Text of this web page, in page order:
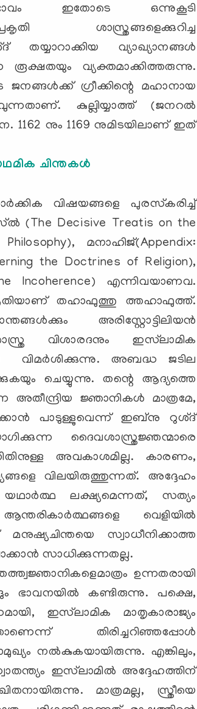
ഇതോടെ ഒന്നുകൂടി
ശാസ്ത്രങ്ങളെക്കുറിച്ച
വ്യാഖ്യാനങ്ങള്‍
രൂക്ഷതയും വ്യക്തമാക്കിത്തരുന്നു.
ഗ്രീക്കിന്റെ മഹാനായ
കുല്ലിയ്യാത്ത് (ജനറല്‍
നും 1169 നുമിടയിലാണ് ഇത്
ചിന്തകള്‍
വിഷയങ്ങളെ പുരസ്‌കരിച്ച്
(The Decisive Treatis on the
മനാഹിജ്(Appendix:
the Doctrines of Religion),
Incoherence) എന്നിവയാണവ.
കൃതിയാണ് തഹാഫുത്തു ത്തഹാഫുത്ത്.
അരിസ്റ്റോട്ടിലിയന്‍
വിശാരദനും ഇസ്‌ലാമിക
വിമര്‍ശിക്കുന്നു. അബദ്ധ ജടില
ചെയ്യുന്നു. തന്റെ ആദ്യത്തെ
അതീന്ദ്രിയ ജ്ഞാനികള്‍ മാത്രമേ,
പാടുള്ളുവെന്ന് ഇബ്‌നു റുശ്ദ്
ദൈവശാസ്ത്രജ്ഞന്മാരെ
അവകാശമില്ല. കാരണം,
വിലയിരുത്തുന്നത്. അദ്ദേഹം
ലക്ഷ്യമെന്നത്, സത്യം
വെളിയില്‍
സ്വാധീനിക്കാത്ത
സാധിക്കുന്നതല്ല.
ഉന്നതരായി
ഭാവനയില്‍ കണ്ടിരുന്നു. പക്ഷെ,
ഇസ്‌ലാമിക മാതൃകാരാജ്യം
തിരിച്ചറിഞ്ഞപ്പോള്‍
നല്‍കുകയായിരുന്നു. എങ്കിലും,
ഇസ്‌ലാമില്‍ അദ്ദേഹത്തിന്
മാത്രമല്ല, സ്ത്രീയെ